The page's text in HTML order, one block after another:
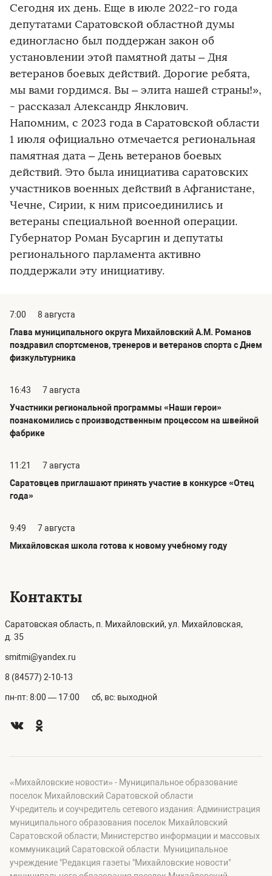
Сегодня их день. Еще в июле 2022-го года
депутатами Саратовской областной думы
единогласно был поддержан закон об
установлении этой памятной даты – Дня
ветеранов боевых действий. Дорогие ребята,
мы вами гордимся. Вы – элита нашей страны!»,
- рассказал Александр Янклович.
Напомним, с 2023 года в Саратовской области
1 июля официально отмечается региональная
памятная дата – День ветеранов боевых
действий. Это была инициатива саратовских
участников военных действий в Афганистане,
Чечне, Сирии, к ним присоединились и
ветераны специальной военной операции.
Губернатор Роман Бусаргин и депутаты
регионального парламента активно
поддержали эту инициативу.
7:00
8 августа
Глава муниципального округа Михайловский А.М. Романов
поздравил спортсменов, тренеров и ветеранов спорта с Днем
физкультурника
16:43
7 августа
Участники региональной программы «Наши герои»
познакомились с производственным процессом на швейной
фабрике
11:21
7 августа
Саратовцев приглашают принять участие в конкурсе «Отец
года»
9:49
7 августа
Михайловская школа готова к новому учебному году
Контакты
Саратовская область, п. Михайловский, ул. Михайловская,
д. 35
smitmi@yandex.ru
8 (84577) 2-10-13
пн-пт: 8:00 — 17:00 сб, вс: выходной
«Михайловские новости» - Муниципальное образование
поселок Михайловский Саратовской области
Учредитель и соучредитель сетевого издания: Администрация
муниципального образования поселок Михайловский
Саратовской области; Министерство информации и массовых
коммуникаций Саратовской области. Муниципальное
учреждение "Редакция газеты "Михайловские новости"